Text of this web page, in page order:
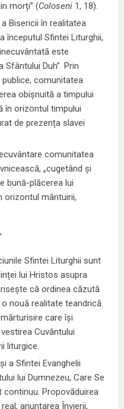
morți” (Coloseni 1, 18).
Bisericii în realitatea
începutul Sfintei Liturghii,
este
Duh”. Prin
comunitatea
obișnuită a timpului
în orizontul timpului
de prezența slavei
comunitatea
„cugetând și
bună-plăcerea lui
orizontul mântuirii,
Sfintei Liturghii sunt
lui Hristos asupra
că ordinea căzută
nouă realitate teandrică
care își
Cuvântului
liturgice.
a Sfintei Evanghelii
lui Dumnezeu, Care Se
Propovăduirea
anunțarea Învierii,